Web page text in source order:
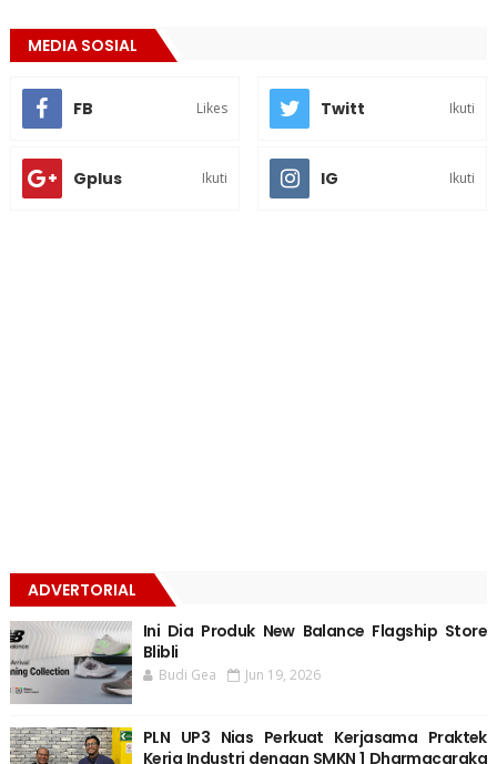
MEDIA SOSIAL
FB Likes Twitt Ikuti
Gplus Ikuti IG Ikuti
ADVERTORIAL
Ini Dia Produk New Balance Flagship Store
Blibli
Budi Gea Jun 19, 2026
PLN UP3 Nias Perkuat Kerjasama Praktek
Kerja Industri dengan SMKN 1 Dharmacaraka